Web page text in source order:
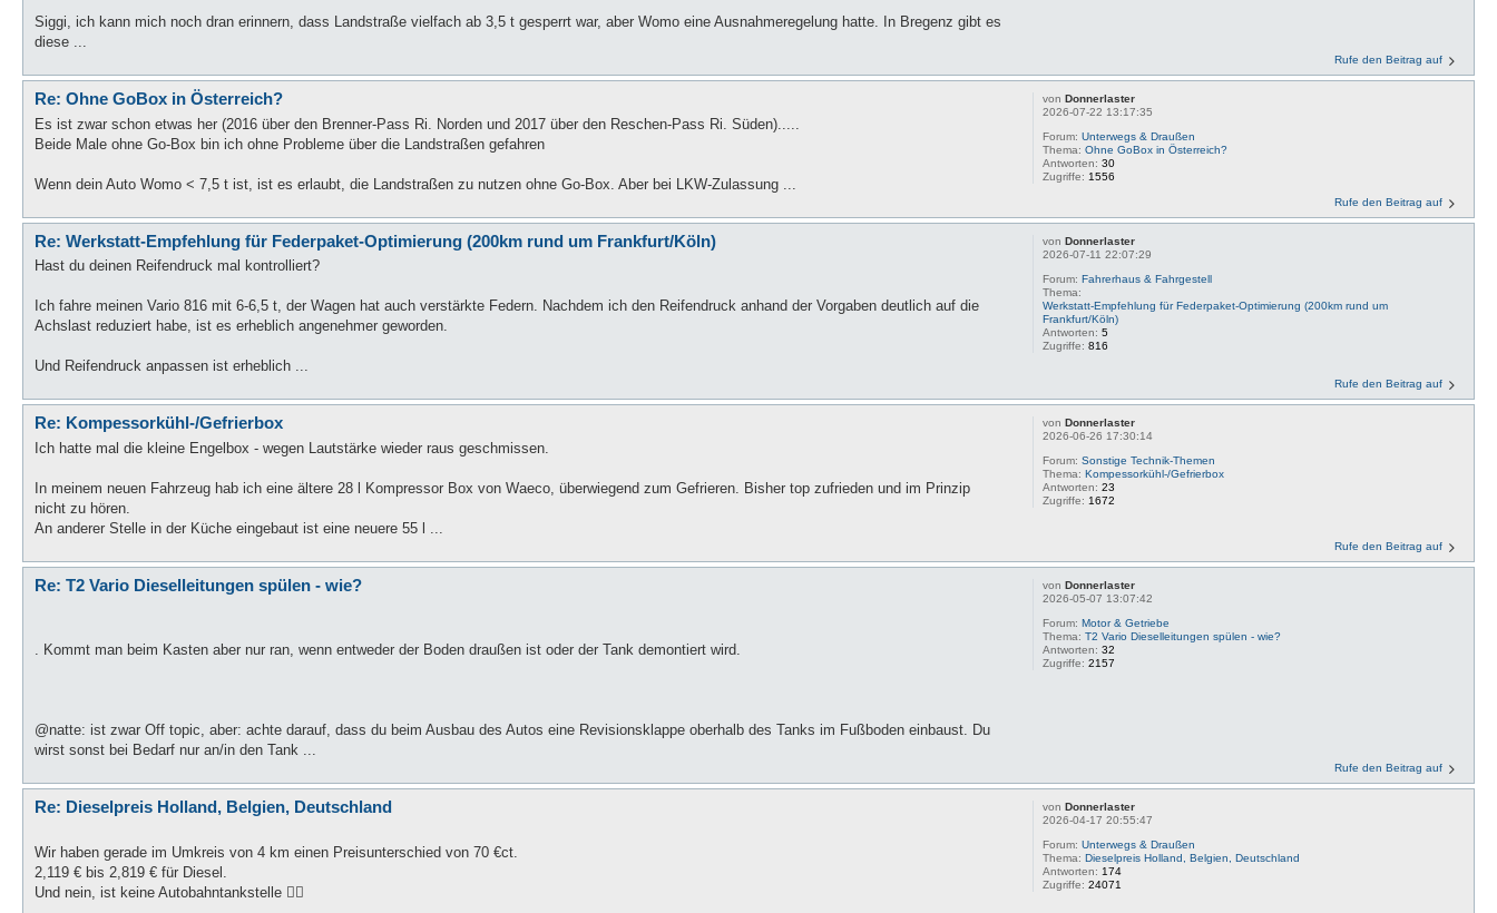
Siggi, ich kann mich noch dran erinnern, dass Landstraße vielfach ab 3,5 t gesperrt war, aber Womo eine Ausnahmeregelung hatte. In Bregenz gibt es
diese ...
Rufe den Beitrag auf
vonDonnerlaster
2026-07-22 13:17:35
Forum:Unterwegs & Draußen
Thema:Ohne GoBox in Österreich?
Antworten:30
Zugriffe: 1556
Re: Ohne GoBox in Österreich?
Es ist zwar schon etwas her (2016 über den Brenner-Pass Ri. Norden und 2017 über den Reschen-Pass Ri. Süden).....
Beide Male ohne Go-Box bin ich ohne Probleme über die Landstraßen gefahren
Wenn dein Auto Womo < 7,5 t ist, ist es erlaubt, die Landstraßen zu nutzen ohne Go-Box. Aber bei LKW-Zulassung ...
Rufe den Beitrag auf
vonDonnerlaster
2026-07-11 22:07:29
Forum:Fahrerhaus & Fahrgestell
Thema:
Werkstatt-Empfehlung für Federpaket-Optimierung (200km rund um
Frankfurt/Köln)
Antworten:5
Zugriffe:816
Re: Werkstatt-Empfehlung für Federpaket-Optimierung (200km rund um Frankfurt/Köln)
Hast du deinen Reifendruck mal kontrolliert?
Ich fahre meinen Vario 816 mit 6-6,5 t, der Wagen hat auch verstärkte Federn. Nachdem ich den Reifendruck anhand der Vorgaben deutlich auf die
Achslast reduziert habe, ist es erheblich angenehmer geworden.
Und Reifendruck anpassen ist erheblich ...
Rufe den Beitrag auf
vonDonnerlaster
2026-06-26 17:30:14
Forum:Sonstige Technik-Themen
Thema:Kompessorkühl-/Gefrierbox
Antworten:23
Zugriffe: 1672
Re: Kompessorkühl-/Gefrierbox
Ich hatte mal die kleine Engelbox - wegen Lautstärke wieder raus geschmissen.
In meinem neuen Fahrzeug hab ich eine ältere 28 l Kompressor Box von Waeco, überwiegend zum Gefrieren. Bisher top zufrieden und im Prinzip
nicht zu hören.
An anderer Stelle in der Küche eingebaut ist eine neuere 55 l ...
Rufe den Beitrag auf
vonDonnerlaster
2026-05-07 13:07:42
Forum:Motor & Getriebe
Thema:T2 Vario Dieselleitungen spülen - wie?
Antworten:32
Zugriffe:2157
Re: T2 Vario Dieselleitungen spülen - wie?
. Kommt man beim Kasten aber nur ran, wenn entweder der Boden draußen ist oder der Tank demontiert wird.
@natte: ist zwar Off topic, aber: achte darauf, dass du beim Ausbau des Autos eine Revisionsklappe oberhalb des Tanks im Fußboden einbaust. Du
wirst sonst bei Bedarf nur an/in den Tank ...
Rufe den Beitrag auf
vonDonnerlaster
2026-04-17 20:55:47
Forum:Unterwegs & Draußen
Thema:Dieselpreis Holland, Belgien, Deutschland
Antworten: 174
Zugriffe:24071
Re: Dieselpreis Holland, Belgien, Deutschland
Wir haben gerade im Umkreis von 4 km einen Preisunterschied von 70 €ct.
2,119 € bis 2,819 € für Diesel.
Und nein, ist keine Autobahntankstelle ☝🏻